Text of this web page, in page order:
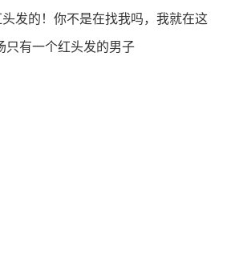
发的！你不是在找我吗，我就在这
只有一个红头发的男子